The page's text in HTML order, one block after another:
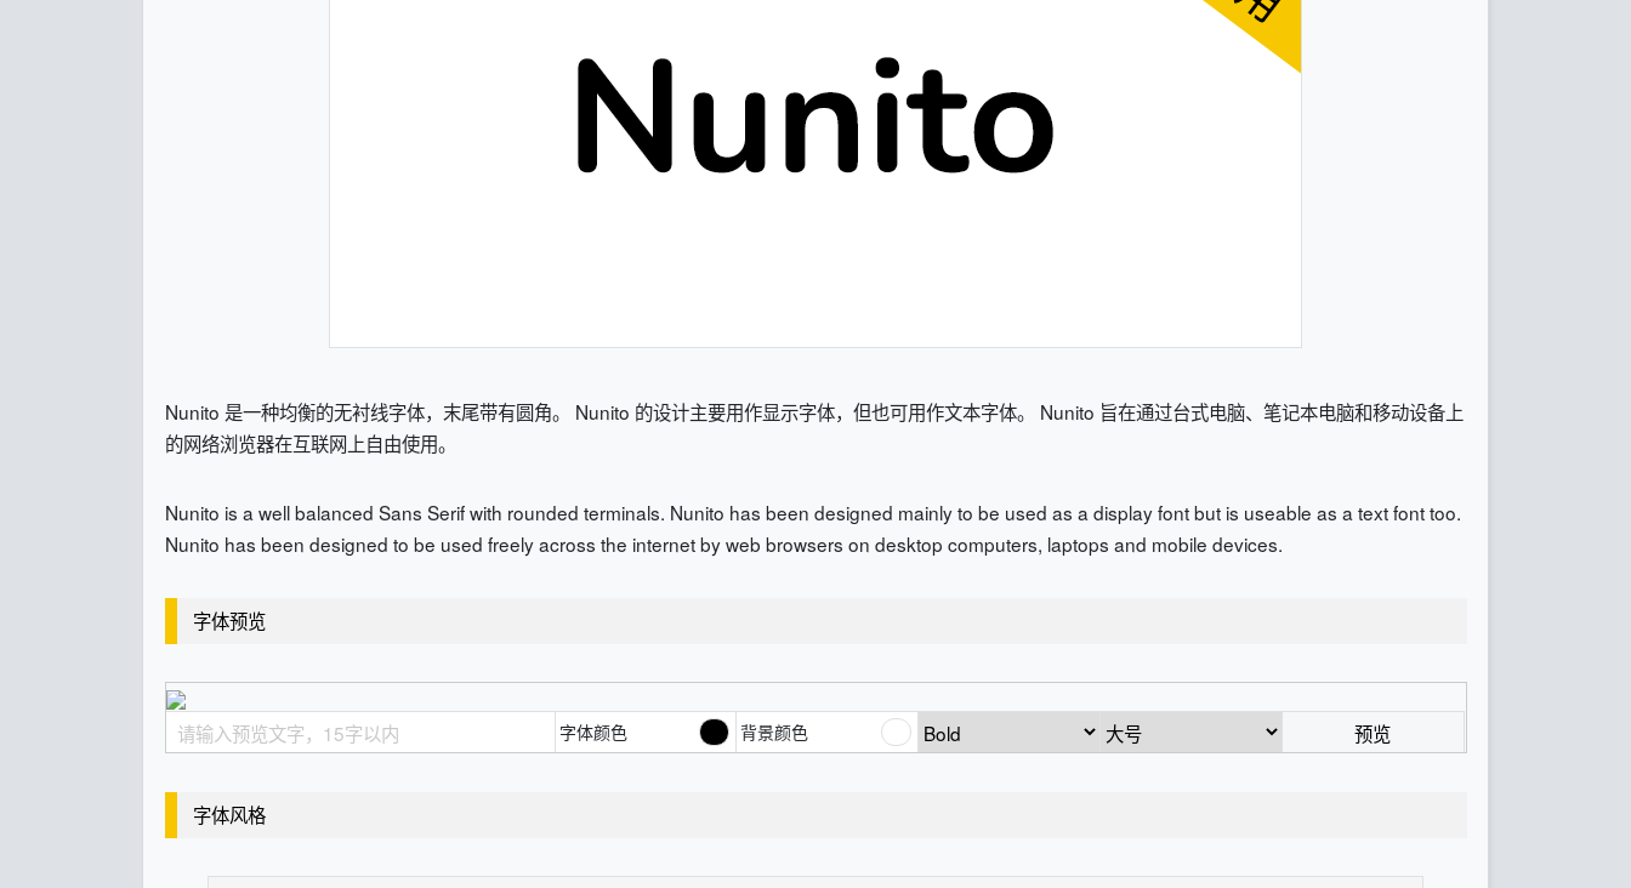
Nunito 是一种均衡的无衬线字体，末尾带有圆角。 Nunito 的设计主要用作显示字体，但也可用作文本字体。 Nunito 旨在通过台式电脑、笔记本电脑和移动设备上
的网络浏览器在互联网上自由使用。
Nunito is a well balanced Sans Serif with rounded terminals. Nunito has been designed mainly to be used as a display font but is useable as a text font too.
Nunito has been designed to be used freely across the internet by web browsers on desktop computers, laptops and mobile devices.
字体预览
字体颜色 背景颜色 预览
字体风格